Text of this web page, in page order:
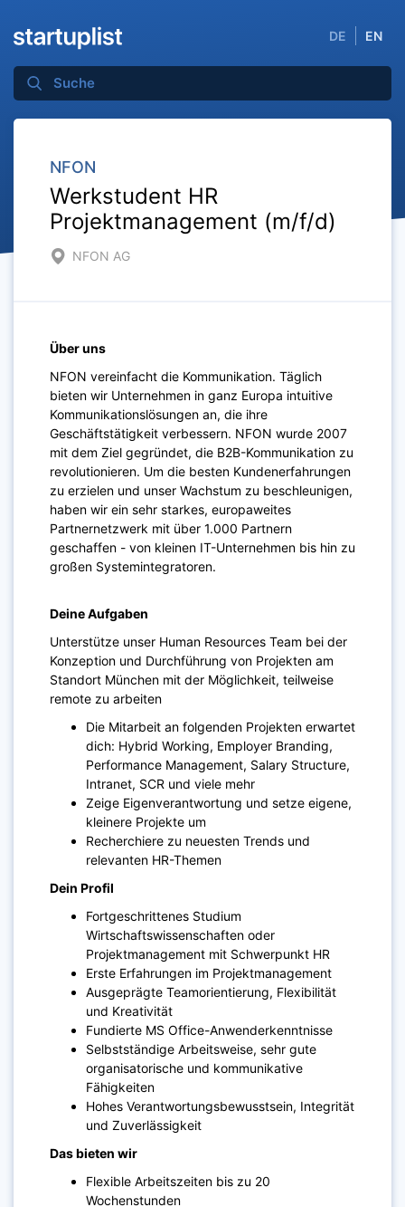
DE EN
NFON
Werkstudent HR
Projektmanagement (m/f/d)
NFON AG
Über uns
NFON vereinfacht die Kommunikation. Täglich
bieten wir Unternehmen in ganz Europa intuitive
Kommunikationslösungen an, die ihre
Geschäftstätigkeit verbessern. NFON wurde 2007
mit dem Ziel gegründet, die B2B-Kommunikation zu
revolutionieren. Um die besten Kundenerfahrungen
zu erzielen und unser Wachstum zu beschleunigen,
haben wir ein sehr starkes, europaweites
Partnernetzwerk mit über 1.000 Partnern
geschaffen - von kleinen IT-Unternehmen bis hin zu
großen Systemintegratoren.​
Deine Aufgaben
Unterstütze unser Human Resources Team bei der
Konzeption und Durchführung von ​Projekten am
Standort München ​mit ​der Möglichkeit, teilweise
remote zu arbeiten
Die Mitarbeit an folgenden Projekten erwartet
dich: Hybrid Working, Employer Branding,
Performance Management, Salary Structure,
Intranet, SCR und viele mehr
Zeige Eigenverantwortung und setze eigene,
kleinere Projekte um
Recherchiere zu neuesten Trends und
relevanten HR-Themen
Dein Profil
Fortgeschrittenes Studium
Wirtschaftswissenschaften oder
Projektmanagement mit Schwerpunkt HR
Erste Erfahrungen im Projektmanagement
Ausgeprägte Teamorientierung, Flexibilität
und Kreativität
Fundierte MS Office-Anwenderkenntnisse
Selbstständige Arbeitsweise, sehr gute
organisatorische und kommunikative
Fähigkeiten
Hohes Verantwortungsbewusstsein, Integrität
und Zuverlässigkeit
Das bieten wir
Flexible Arbeitszeiten bis zu 20
Wochenstunden